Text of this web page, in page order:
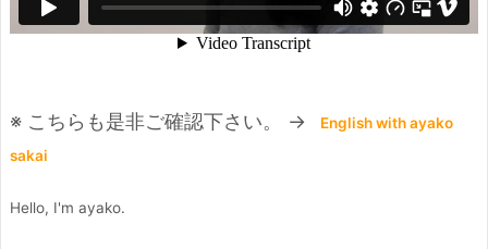
※ こちらも是非ご確認下さい。 →
English with ayako
sakai
Hello, I'm ayako.